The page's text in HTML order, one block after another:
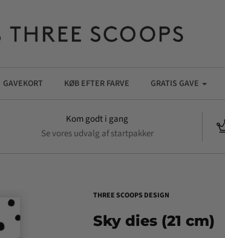
GAVEKORT KØB EFTER FARVE GRATIS GAVE
Kom godt i gang
Se vores udvalg af startpakker
THREE SCOOPS DESIGN
Sky dies (21 cm)